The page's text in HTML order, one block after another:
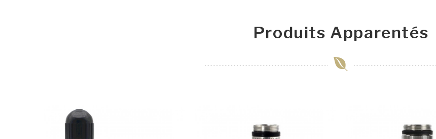
Produits Apparentés